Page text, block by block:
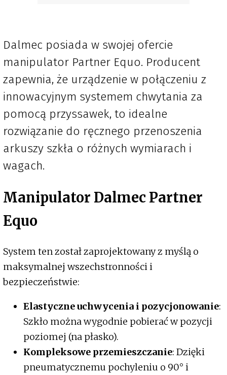
Dalmec posiada w swojej ofercie
manipulator Partner Equo. Producent
zapewnia, że urządzenie w połączeniu z
innowacyjnym systemem chwytania za
pomocą przyssawek, to idealne
rozwiązanie do ręcznego przenoszenia
arkuszy szkła o różnych wymiarach i
wagach.
Manipulator Dalmec Partner
Equo
System ten został zaprojektowany z myślą o
maksymalnej wszechstronności i
bezpieczeństwie:
Elastyczne uchwycenia i pozycjonowanie:
Szkło można wygodnie pobierać w pozycji
poziomej (na płasko).
Kompleksowe przemieszczanie: Dzięki
pneumatycznemu pochyleniu o 90° i